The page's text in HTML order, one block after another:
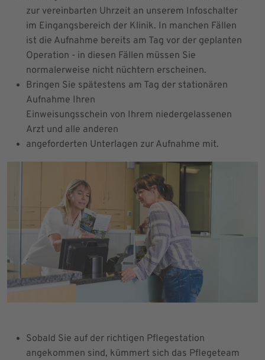
zur vereinbarten Uhrzeit an unserem Infoschalter
im Eingangsbereich der Klinik. In manchen Fällen
ist die Aufnahme bereits am Tag vor der geplanten
Operation - in diesen Fällen müssen Sie
normalerweise nicht nüchtern erscheinen.
Bringen Sie spätestens am Tag der stationären
Aufnahme Ihren
Einweisungsschein von Ihrem niedergelassenen
Arzt und alle anderen
angeforderten Unterlagen zur Aufnahme mit.
Sobald Sie auf der richtigen Pflegestation
angekommen sind, kümmert sich das Pflegeteam